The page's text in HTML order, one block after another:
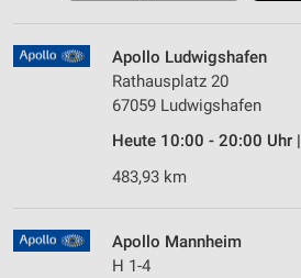
Apollo Ludwigshafen
Rathausplatz 20
67059 Ludwigshafen
Heute 10:00 - 20:00 Uhr |
483,93 km
Apollo Mannheim
H 1-4